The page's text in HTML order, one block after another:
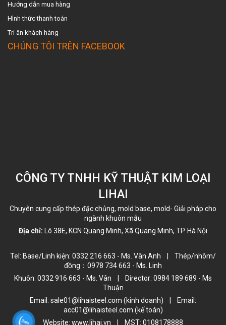
Hướng dẫn mua hàng
Hình thức thanh toán
Tri ân khách hàng
CHÚNG TÔI TRÊN FACEBOOK
CÔNG TY TNHH KỸ THUẬT KIM LOẠI
LIHAI
Chuyên cung cấp thép đặc chủng, mold base, mold- Giải pháp cho
ngành khuôn mẫu
Địa chỉ: Lô 38E, KCN Quang Minh, Xã Quang Minh, TP. Hà Nội
Tel: Base/Linh kiện: 0332 216 663 - Ms. Vân Anh | Thép/nhôm/
đồng：0978 734 663 - Ms. Linh
Khuôn: 0332 916 663 - Ms. Vân | Director: 0984 189 689 - Ms
Thuận
Email: sale01@lihaisteel.com (kinh doanh) | Email:
acc01@lihaisteel.com (kế toán)
Website: www.lihai.vn | MST: 0108178888